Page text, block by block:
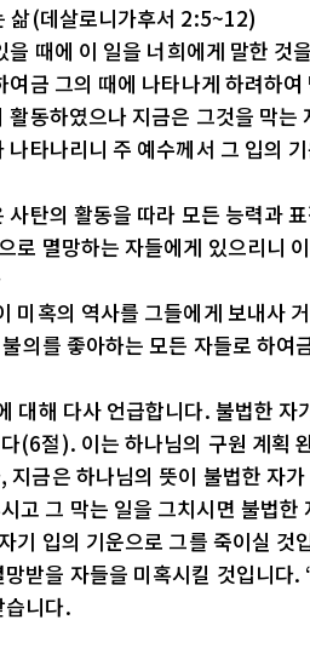
삶(데살로니가후서 2:5~12)
때에 이 일을 너희에게 말한 것
금 그의 때에 나타나게 하려하
활동하였으나 지금은 그것을 막
타나리니 주 예수께서 그 입의
사탄의 활동을 따라 모든 능력과
로 멸망하는 자들에게 있으리니
미혹의 역사를 그들에게 보내사
의를 좋아하는 모든 자들로 하여
대해 다사 언급합니다. 불법한
(6절). 이는 하나님의 구원 계획
지금은 하나님의 뜻이 불법한 자
고 그 막는 일을 그치시면 불법
기 입의 기운으로 그를 죽이실 것
받을 자들을 미혹시킬 것입니
습니다.